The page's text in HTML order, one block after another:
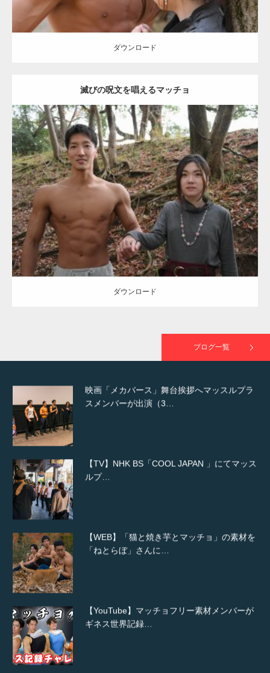
ダウンロード
滅びの呪文を唱えるマッチョ
Update:2021.07.8
Category:公園のマッチョ その他 AKIHITO(細マッチョ) 大胸筋 腹筋
ダウンロード
ダウンロード
ブログ一覧
【YouTube】マッチョフリー素材メンバーが
ギネス世界記録…
【TV】TBS番組「ひるおび」にてマッスルプ
ラスが紹介されま…
TOKYO FMラジオ番組「ONE MORNING」
で紹介さ…
NHK「所さん！事件ですよ」に取材されまし
た（6/8放送）
映画「メカバース」舞台挨拶へマッスルプラ
スメンバーが出演（3…
【TV】NHK BS「COOL JAPAN 」にてマッス
ルプ…
【WEB】「猫と焼き芋とマッチョ」の素材を
「ねとらぼ」さんに…
【YouTube】マッチョフリー素材メンバーが
ギネス世界記録…